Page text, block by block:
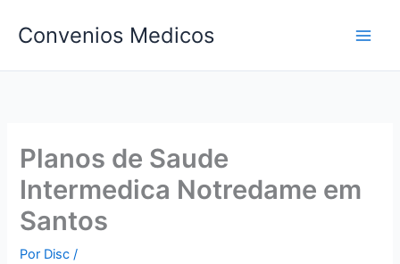
para
conteúdo
Convenios Medicos
Planos de Saude
Intermedica Notredame em
Santos
Por Disc/